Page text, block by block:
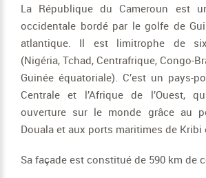
La République du Cameroun est
occidentale bordé par le golfe de
atlantique. Il est limitrophe de
(Nigéria, Tchad, Centrafrique, Congo-
Guinée équatoriale). C’est un pays-
Centrale et l’Afrique de l’Ouest,
ouverture sur le monde grâce au
Douala et aux ports maritimes de Kribi
Sa façade est constitué de 590 km de